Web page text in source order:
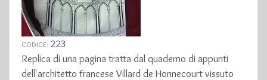
CODICE: 223
Replica di una pagina tratta dal quaderno di appunti
dell'architetto francese Villard de Honnecourt vissuto